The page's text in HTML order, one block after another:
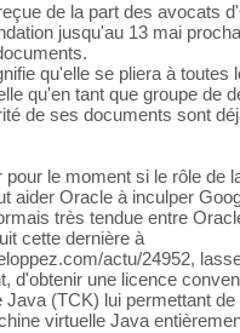
de la part des avocats
jusqu'au 13 mai
qu'elle se pliera à toutes
qu'en tant que groupe de
de ses documents sont
pour le moment si le rôle de
aider Oracle à inculper
très tendue entre
cette dernière à
actu/24952,
d'obtenir une licence
Java (TCK) lui permettant
virtuelle Java